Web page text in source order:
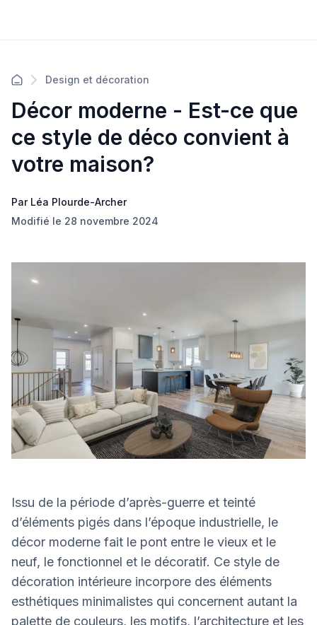
Design et décoration
Décor moderne - Est-ce que
ce style de déco convient à
votre maison?
Par Léa Plourde-Archer
Modifié le 28 novembre 2024
Issu de la période d’après-guerre et teinté
d’éléments pigés dans l’époque industrielle, le
décor moderne fait le pont entre le vieux et le
neuf, le fonctionnel et le décoratif. Ce style de
décoration intérieure incorpore des éléments
esthétiques minimalistes qui concernent autant la
palette de couleurs, les motifs, l’architecture et les